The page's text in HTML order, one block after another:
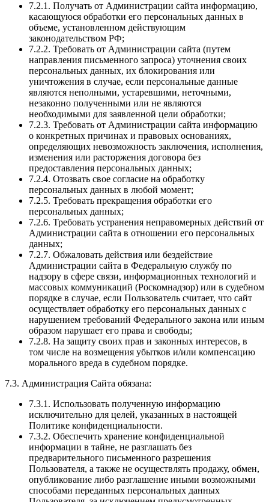
7.2.1. Получать от Администрации сайта информацию,
касающуюся обработки его персональных данных в
объеме, установленном действующим
законодательством РФ;
7.2.2. Требовать от Администрации сайта (путем
направления письменного запроса) уточнения своих
персональных данных, их блокирования или
уничтожения в случае, если персональные данные
являются неполными, устаревшими, неточными,
незаконно полученными или не являются
необходимыми для заявленной цели обработки;
7.2.3. Требовать от Администрации сайта информацию
о конкретных причинах и правовых основаниях,
определяющих невозможность заключения, исполнения,
изменения или расторжения договора без
предоставления персональных данных;
7.2.4. Отозвать свое согласие на обработку
персональных данных в любой момент;
7.2.5. Требовать прекращения обработки его
персональных данных;
7.2.6. Требовать устранения неправомерных действий от
Администрации сайта в отношении его персональных
данных;
7.2.7. Обжаловать действия или бездействие
Администрации сайта в Федеральную службу по
надзору в сфере связи, информационных технологий и
массовых коммуникаций (Роскомнадзор) или в судебном
порядке в случае, если Пользователь считает, что сайт
осуществляет обработку его персональных данных с
нарушением требований Федерального закона или иным
образом нарушает его права и свободы;
7.2.8. На защиту своих прав и законных интересов, в
том числе на возмещения убытков и/или компенсацию
морального вреда в судебном порядке.
7.3. Администрация Сайта обязана:
7.3.1. Использовать полученную информацию
исключительно для целей, указанных в настоящей
Политике конфиденциальности.
7.3.2. Обеспечить хранение конфиденциальной
информации в тайне, не разглашать без
предварительного письменного разрешения
Пользователя, а также не осуществлять продажу, обмен,
опубликование либо разглашение иными возможными
способами переданных персональных данных